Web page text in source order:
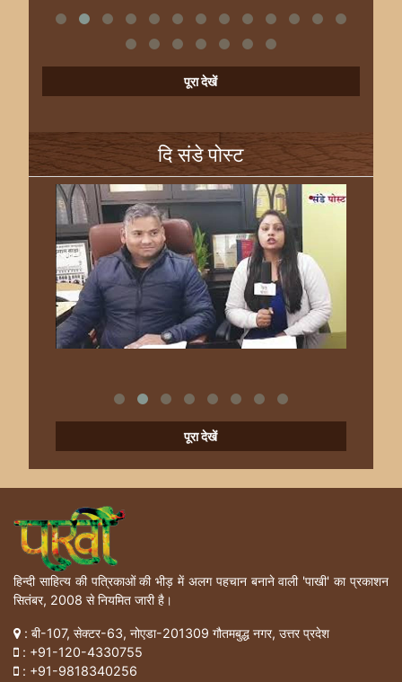
पूरा देखें
दि संडे पोस्ट
पूरा देखें
हिन्दी साहित्य की पत्रिकाओं की भीड़ में अलग पहचान बनाने वाली 'पाखी' का प्रकाशन
सितंबर, 2008 से नियमित जारी है।
: बी-107, सेक्टर-63, नोएडा-201309 गौतमबुद्ध नगर, उत्तर प्रदेश
: +91-120-4330755
: +91-9818340256